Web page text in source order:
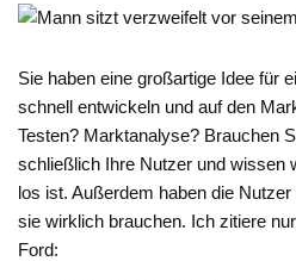
Sie haben eine großartige Idee für
schnell entwickeln und auf den
Testen? Marktanalyse? Brauchen
schließlich Ihre Nutzer und wissen
los ist. Außerdem haben die
sie wirklich brauchen. Ich zitiere
Ford: